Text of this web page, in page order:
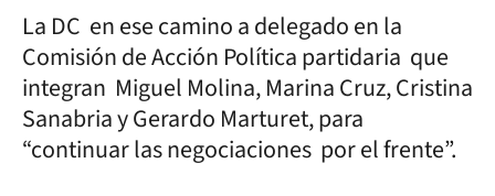
La DC en ese camino a delegado en la
Comisión de Acción Política partidaria que
integran Miguel Molina, Marina Cruz, Cristina
Sanabria y Gerardo Marturet, para
“continuar las negociaciones por el frente”.